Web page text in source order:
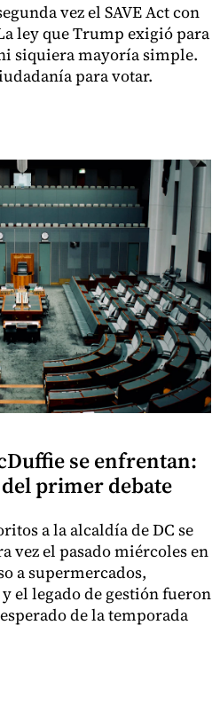
vez el SAVE Act con
ley que Trump exigió para
siquiera mayoría simple.
para votar.
se enfrentan:
primer debate
a la alcaldía de DC se
vez el pasado miércoles en
a supermercados,
el legado de gestión fueron
de la temporada